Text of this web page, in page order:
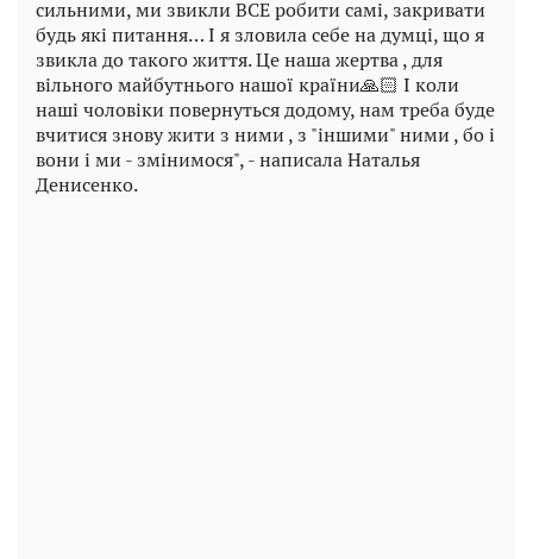
сильними, ми звикли ВСЕ робити самі, закривати
будь які питання… І я зловила себе на думці, що я
звикла до такого життя. Це наша жертва , для
вільного майбутнього нашої країни🙏🏻 І коли
наші чоловіки повернуться додому, нам треба буде
вчитися знову жити з ними , з "іншими" ними , бо і
вони і ми - змінимося", - написала Наталья
Денисенко.